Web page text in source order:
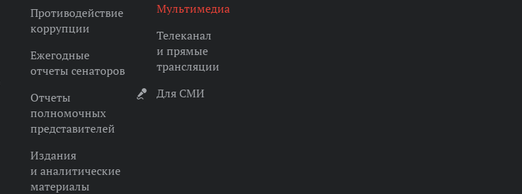
Противодействие
коррупции
Ежегодные
отчеты сенаторов
Отчеты
полномочных
представителей
Издания
и аналитические
материалы
Мультимедиа
Телеканал
и прямые
трансляции
Для СМИ